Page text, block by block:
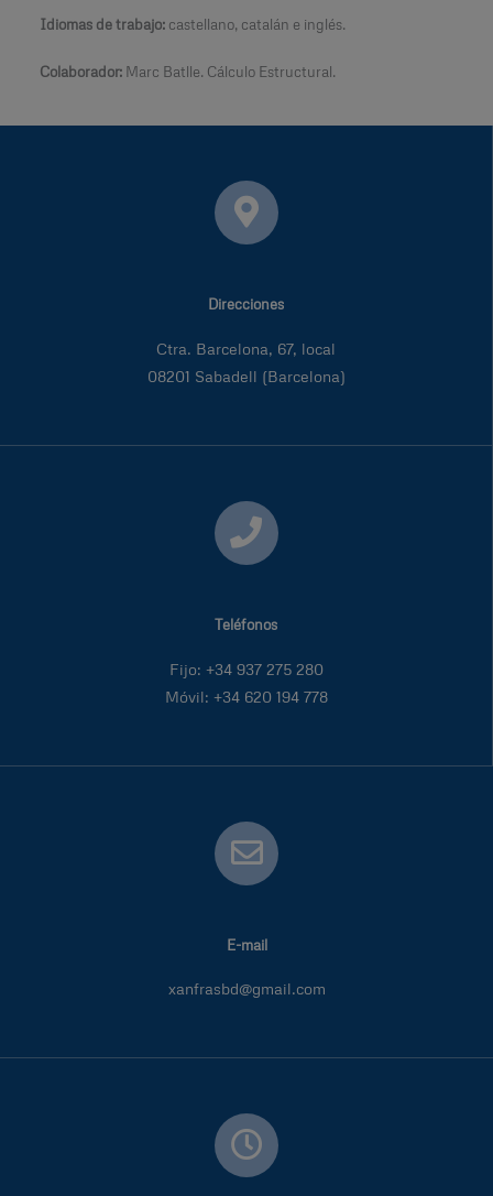
Idiomas de trabajo: castellano, catalán e inglés.
Colaborador: Marc Batlle. Cálculo Estructural.
Direcciones
Ctra. Barcelona, 67, local
08201 Sabadell (Barcelona)
Teléfonos
Fijo: +34 937 275 280
Móvil: +34 620 194 778
E-mail
xanfrasbd@gmail.com